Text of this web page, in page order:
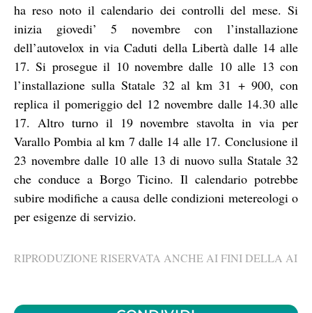
ha reso noto il calendario dei controlli del mese. Si
inizia giovedi’ 5 novembre con l’installazione
dell’autovelox in via Caduti della Libertà dalle 14 alle
17. Si prosegue il 10 novembre dalle 10 alle 13 con
l’installazione sulla Statale 32 al km 31 + 900, con
replica il pomeriggio del 12 novembre dalle 14.30 alle
17. Altro turno il 19 novembre stavolta in via per
Varallo Pombia al km 7 dalle 14 alle 17. Conclusione il
23 novembre dalle 10 alle 13 di nuovo sulla Statale 32
che conduce a Borgo Ticino. Il calendario potrebbe
subire modifiche a causa delle condizioni metereologi o
per esigenze di servizio.
RIPRODUZIONE RISERVATA ANCHE AI FINI DELLA AI